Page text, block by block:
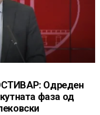
Одреден
фаза од